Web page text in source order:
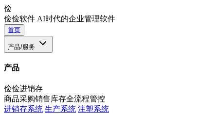
俭
俭俭软件 AI时代的企业管理软件
首页
产品/服务
产品
俭俭进销存
商品采购销售库存全流程管控
进销存系统 生产系统 注塑系统